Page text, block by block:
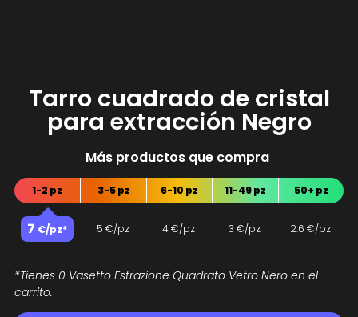
Tarro cuadrado de cristal
para extracción Negro
Más productos que compraM
1-2 pz 3-5 pz 6-10 pz 11-49 pz 50+ pz
7 €/pz* 5 €/pz 4€/pz 3 €/pz 2.6 €/pz
*Tienes 0 Vasetto Estrazione Quadrato Vetro Nero en el
carrito.